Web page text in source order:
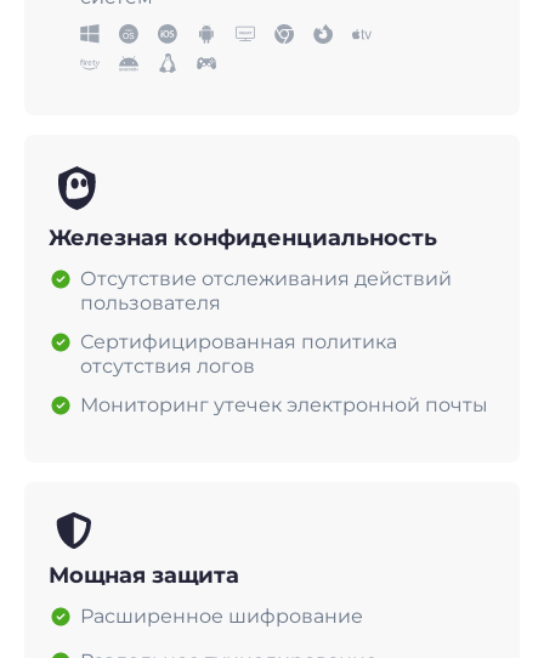
Железная конфиденциальность
Отсутствие отслеживания действий
пользователя
Сертифицированная политика
отсутствия логов
Мониторинг утечек электронной почты
Мощная защита
Расширенное шифрование